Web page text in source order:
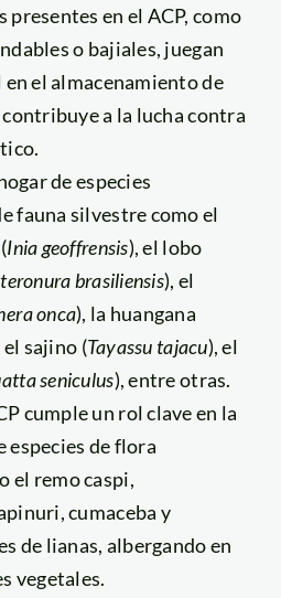
presentes en el ACP, como
o bajiales, juegan
el almacenamiento de
a la lucha contra
de especies
fauna silvestre como el
Inia geoffrensis), el lobo
brasiliensis), el
onca), la huangana
el sajino (Tayassu tajacu), el
seniculus), entre otras.
cumple un rol clave en la
especies de flora
el remo caspi,
cumaceba y
de lianas, albergando en
vegetales.